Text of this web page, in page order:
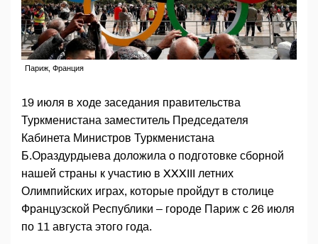
Париж, Франция
19 июля в ходе заседания правительства
Туркменистана заместитель Председателя
Кабинета Министров Туркменистана
Б.Ораздурдыева доложила о подготовке сборной
нашей страны к участию в XXXIII летних
Олимпийских играх, которые пройдут в столице
Французской Республики – городе Париж с 26 июля
по 11 августа этого года.